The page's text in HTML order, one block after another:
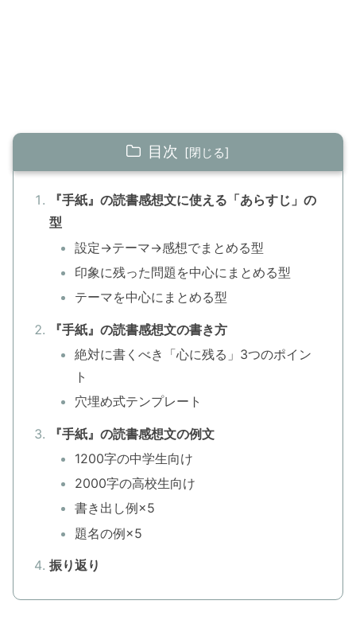
目次
『手紙』の読書感想文に使える「あらすじ」の
型
設定→テーマ→感想でまとめる型
印象に残った問題を中心にまとめる型
テーマを中心にまとめる型
『手紙』の読書感想文の書き方
絶対に書くべき「心に残る」3つのポイン
ト
穴埋め式テンプレート
『手紙』の読書感想文の例文
1200字の中学生向け
2000字の高校生向け
書き出し例×5
題名の例×5
振り返り